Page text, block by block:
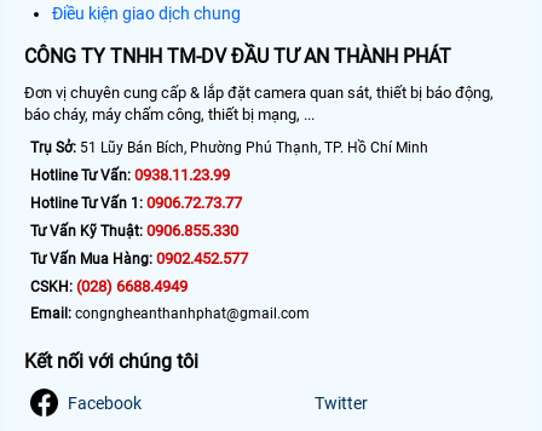
Điều kiện giao dịch chung
CÔNG TY TNHH TM-DV ĐẦU TƯ AN THÀNH PHÁT
Đơn vị chuyên cung cấp & lắp đặt camera quan sát, thiết bị báo động,
báo cháy, máy chấm công, thiết bị mạng, ...
Trụ Sở: 51 Lũy Bán Bích, Phường Phú Thạnh, TP. Hồ Chí Minh
Hotline Tư Vấn: 0938.11.23.99
Hotline Tư Vấn 1: 0906.72.73.77
Tư Vấn Kỹ Thuật: 0906.855.330
Tư Vấn Mua Hàng: 0902.452.577
CSKH: (028) 6688.4949
Email: congngheanthanhphat@gmail.com
Kết nối với chúng tôi
Facebook Twitter